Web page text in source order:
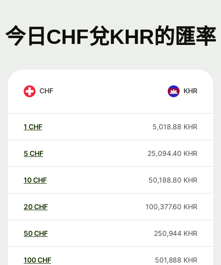
今日CHF兌KHR的匯率
CHF KHR
1 CHF 5,018.88 KHR
5 CHF 25,094.40 KHR
10CHF 50,188.80 KHR
20CHF 100,377.60 KHR
50CHF 250,944 KHR
100CHF 501,888 KHR